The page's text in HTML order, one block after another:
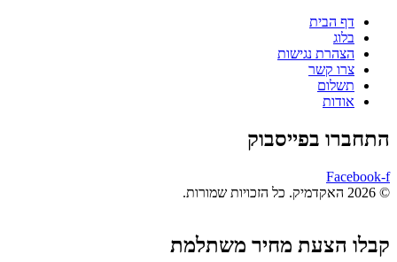
דף הבית
בלוג
הצהרת נגישות
צרו קשר
תשלום
אודות
התחברו בפייסבוק
Facebook-f
© 2026 האקדמיק. כל הזכויות שמורות.
קבלו הצעת מחיר משתלמת